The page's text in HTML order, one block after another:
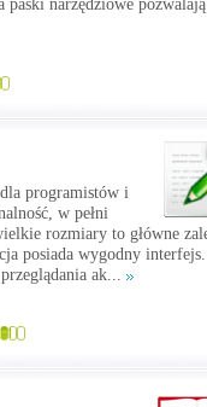
narzędziowe
programistów i
w pełni
rozmiary to główne
posiada wygodny
ak...